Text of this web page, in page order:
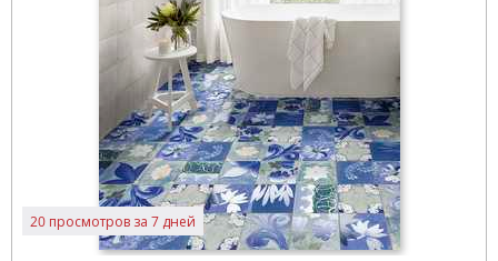
20 просмотров за 7 дней